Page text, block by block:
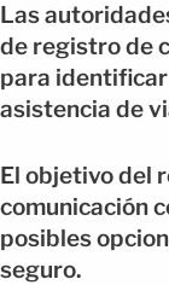
Las
de registro de
para
asistencia de
El objetivo del
comunicación
posibles
seguro.